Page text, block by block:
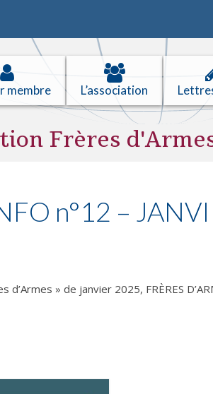
Frères
membre L’association
n°12 –
» de janvier 2025, FRÈRES